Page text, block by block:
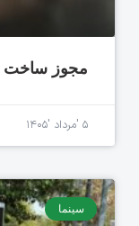
مجوز ساخت
۵ 'مرداد '۱۴۰۵
سینما